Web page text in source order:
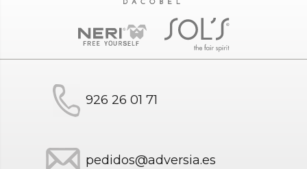
926 26 01 71
pedidos@adversia.es